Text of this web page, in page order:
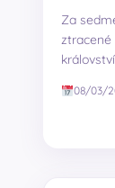
Za
08/03/